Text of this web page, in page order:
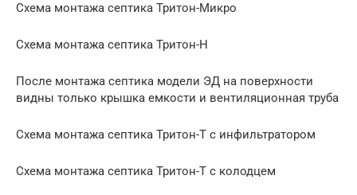
Схема монтажа септика Тритон-Микро
Схема монтажа септика Тритон-Н
После монтажа септика модели ЭД на поверхности
видны только крышка емкости и вентиляционная труба
Схема монтажа септика Тритон-Т с инфильтратором
Схема монтажа септика Тритон-Т с колодцем